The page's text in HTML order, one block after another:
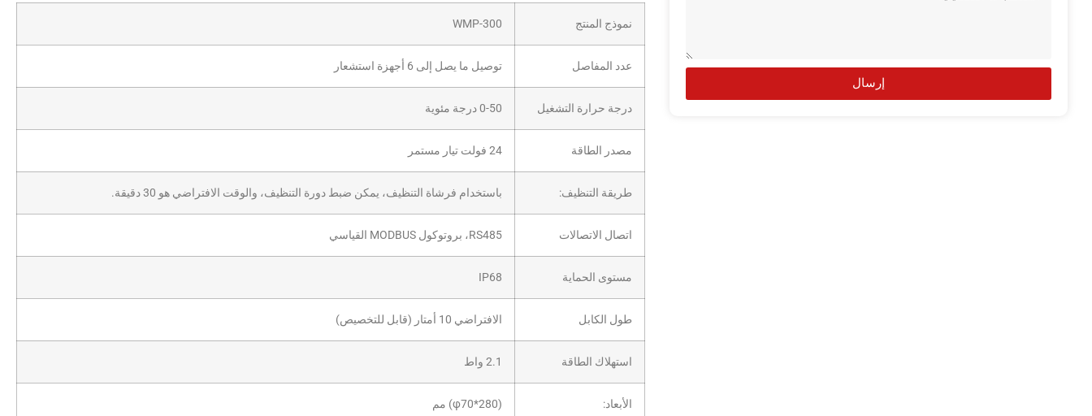
إرسال
نموذج المنتج WMP-300
عدد المفاصل توصيل ما يصل إلى 6 أجهزة استشعار
درجة حرارة التشغيل 0-50 درجة مئوية
مصدر الطاقة 24 فولت تيار مستمر
طريقة التنظيف: باستخدام فرشاة التنظيف، يمكن ضبط دورة التنظيف، والوقت الافتراضي هو 30 دقيقة.
اتصال الاتصالات RS485، بروتوكول MODBUS القياسي
مستوى الحماية IP68
طول الكابل الافتراضي 10 أمتار (قابل للتخصيص)
استهلاك الطاقة 2.1 واط
الأبعاد: (φ70*280) مم